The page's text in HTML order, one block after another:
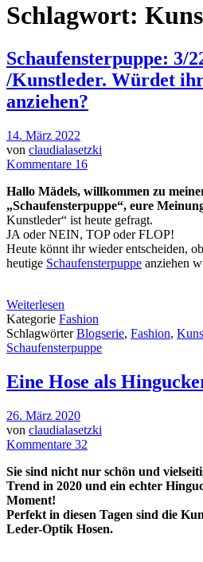
Schlagwort:
Schaufensterpuppe: 3/
/Kunstleder. Würdet ihr
anziehen?
14. März 2022
von claudialasetzki
Kommentare 16
Hallo Mädels, willkommen zu
„Schaufensterpuppe“, eure
Kunstleder“ ist heute gefragt.
JA oder NEIN, TOP oder FLOP!
Heute könnt ihr wieder entscheiden,
heutige Schaufensterpuppe anziehen
Weiterlesen
Kategorie Fashion
SchlagwörterBlogserie, Fashion,
Schaufensterpuppe
Eine Hose als
26. März 2020
von claudialasetzki
Kommentare 32
Sie sind nicht nur schön und
Trend in 2020 und ein echter
Moment!
Perfekt in diesen Tagen sind die
Leder-Optik Hosen.